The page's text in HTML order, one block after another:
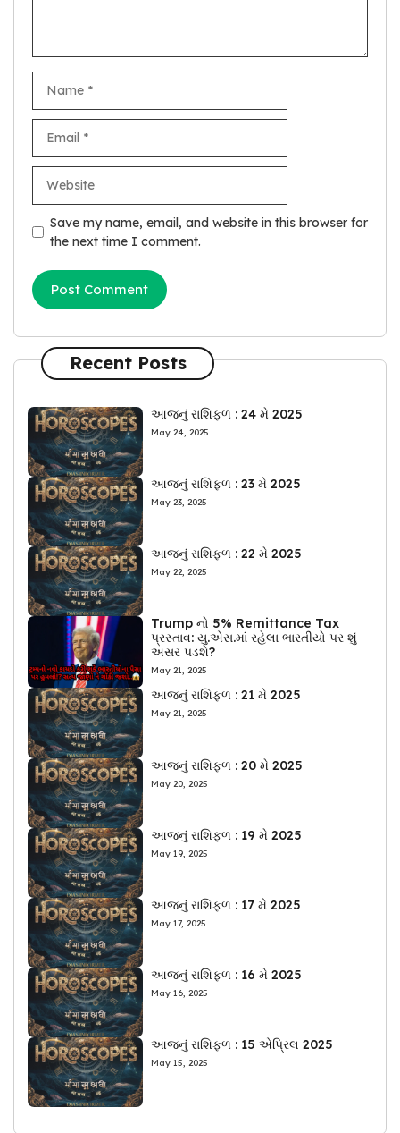
Save my name, email, and website in this browser for
the next time I comment.
Recent Posts
આજનું રાશિફળ : 24 મે 2025
May 24, 2025
આજનું રાશિફળ : 23 મે 2025
May 23, 2025
આજનું રાશિફળ : 22 મે 2025
May 22, 2025
Trump નો 5% Remittance Tax
પ્રસ્તાવ: યુ.એસ.માં રહેલા ભારતીયો પર શું
અસર પડશે?
May 21, 2025
આજનું રાશિફળ : 21 મે 2025
May 21, 2025
આજનું રાશિફળ : 20 મે 2025
May 20, 2025
આજનું રાશિફળ : 19 મે 2025
May 19, 2025
આજનું રાશિફળ : 17 મે 2025
May 17, 2025
આજનું રાશિફળ : 16 મે 2025
May 16, 2025
આજનું રાશિફળ : 15 એપ્રિલ 2025
May 15, 2025